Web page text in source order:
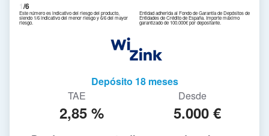
1/6
Este número es indicativo del riesgo del producto,
siendo 1/6 indicativo del menor riesgo y 6/6 del mayor
riesgo.
Entidad adherida al Fondo de Garantía de Depósitos de
Entidades de Crédito de España. Importe máximo
garantizado de 100.000€ por depositante.
Depósito 18 meses
TAE
2,85 %
Desde
5.000 €